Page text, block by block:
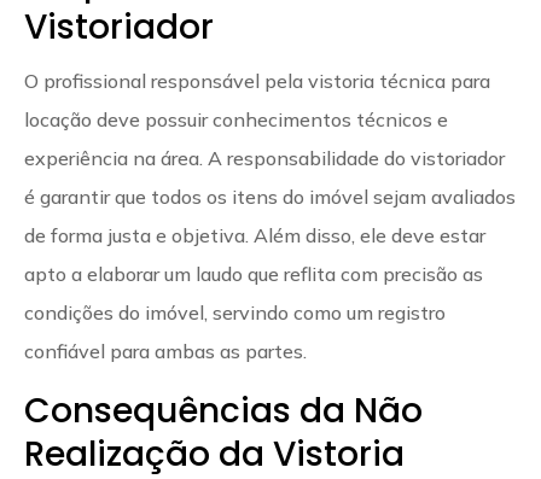
Vistoriador
O profissional responsável pela vistoria técnica para
locação deve possuir conhecimentos técnicos e
experiência na área. A responsabilidade do vistoriador
é garantir que todos os itens do imóvel sejam avaliados
de forma justa e objetiva. Além disso, ele deve estar
apto a elaborar um laudo que reflita com precisão as
condições do imóvel, servindo como um registro
confiável para ambas as partes.
Consequências da Não
Realização da Vistoria